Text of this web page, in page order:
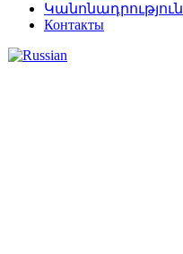
Կանոնադրություն
Контакты